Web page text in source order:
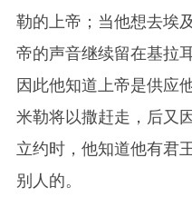
勒的上帝；当他想去埃
帝的声音继续留在基拉
因此他知道上帝是供应
米勒将以撒赶走，后又
立约时，他知道他有君
别人的。